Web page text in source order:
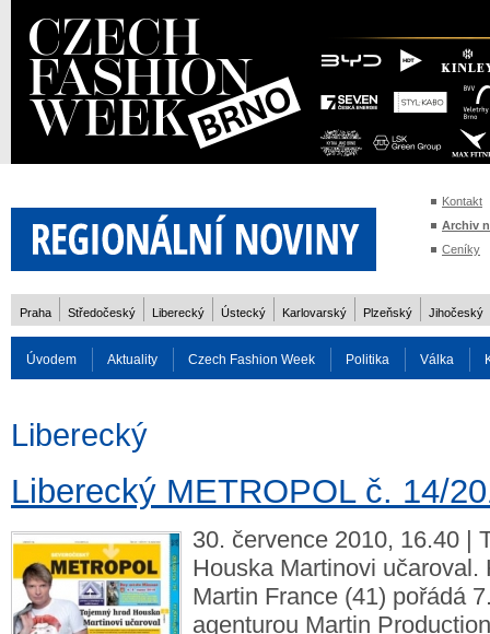
Kontakt
Archiv
Ceníky
Praha Středočeský Liberecký Ústecký Karlovarský Plzeňský Jihočeský
Úvodem Aktuality Czech Fashion Week Politika Válka
Liberecký
Liberecký METROPOL č. 14/
30. července 2010, 16.40 |
Houska Martinovi učaroval.
Martin France (41) pořádá
agenturou Martin